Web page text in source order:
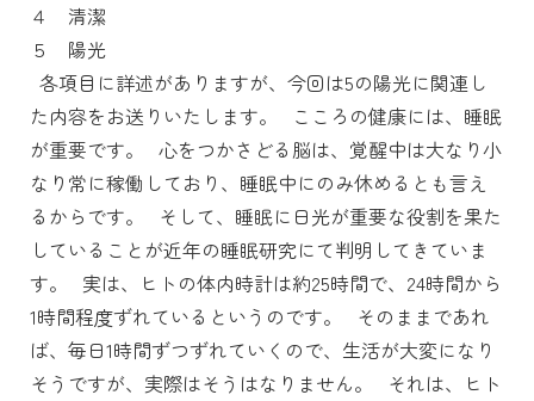
４ 清潔
５ 陽光
各項目に詳述がありますが、今回は5の陽光に関連し
た内容をお送りいたします。
こころの健康には、睡眠
が重要です。
心をつかさどる脳は、覚醒中は大なり小
なり常に稼働しており、睡眠中にのみ休めるとも言え
るからです。
そして、睡眠に日光が重要な役割を果た
していることが近年の睡眠研究にて判明してきていま
す。
実は、ヒトの体内時計は約25時間で、24時間から
1時間程度ずれているというのです。
そのままであれ
ば、毎日1時間ずつずれていくので、生活が大変になり
そうですが、実際はそうはなりません。
それは、ヒト